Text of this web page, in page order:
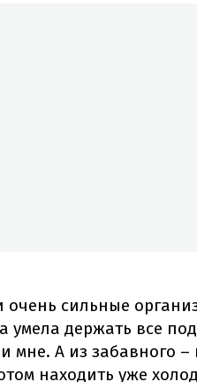
очень сильные
умела держать все
мне. А из забавного
находить уже